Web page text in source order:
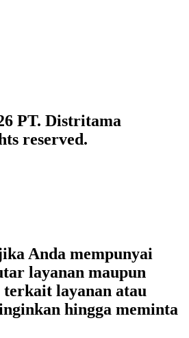
PT. Distritama
reserved.
Anda mempunyai
layanan maupun
layanan atau
hingga meminta